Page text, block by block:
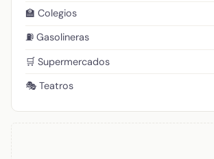
🏫 Colegios
⛽ Gasolineras
🛒 Supermercados
🎭 Teatros